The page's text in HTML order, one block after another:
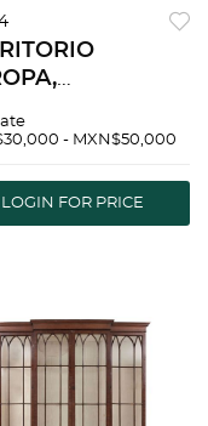
XX Elaborado
y
con
- MXN$50,000
LOGIN FOR PRICE